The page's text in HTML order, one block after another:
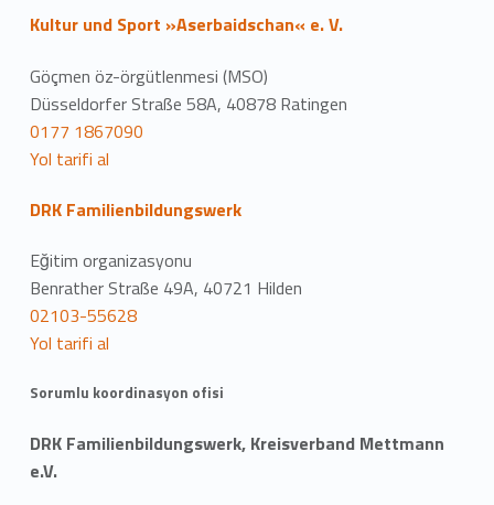
Kultur und Sport »Aserbaidschan« e. V.
Göçmen öz-örgütlenmesi (MSO)
Düsseldorfer Straße 58A, 40878 Ratingen
0177 1867090
Yol tarifi al
DRK Familienbildungswerk
Eğitim organizasyonu
Benrather Straße 49A, 40721 Hilden
02103-55628
Yol tarifi al
Sorumlu koordinasyon ofisi
DRK Familienbildungswerk, Kreisverband Mettmann
e.V.